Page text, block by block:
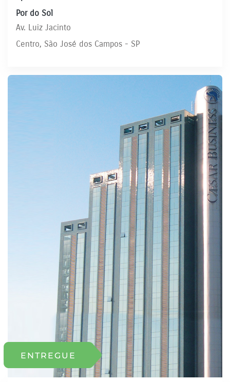
Por do Sol
Av. Luiz Jacinto
Centro, São José dos Campos - SP
ENTREGUE